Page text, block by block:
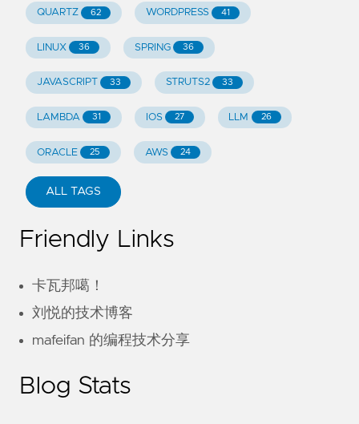
QUARTZ 62 WORDPRESS 41
LINUX 36 SPRING 36
JAVASCRIPT 33 STRUTS2 33
LAMBDA 31 IOS 27 LLM 26
ORACLE 25 AWS 24
ALL TAGS
Friendly Links
卡瓦邦噶！
刘悦的技术博客
mafeifan 的编程技术分享
Blog Stats